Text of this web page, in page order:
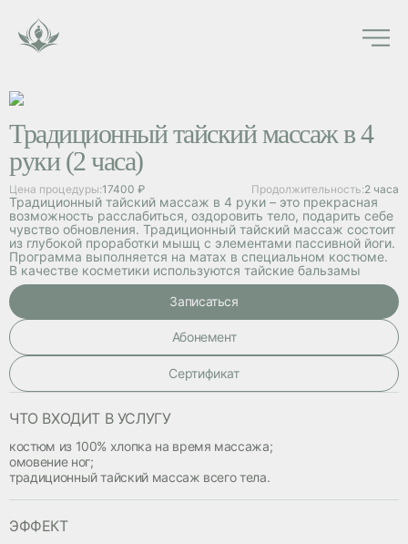
Традиционный тайский массаж в 4
руки (2 часа)
Цена процедуры:17400 ₽ Продолжительность:2 часа
Традиционный тайский массаж в 4 руки – это прекрасная
возможность расслабиться, оздоровить тело, подарить себе
чувство обновления. Традиционный тайский массаж состоит
из глубокой проработки мышц с элементами пассивной йоги.
Программа выполняется на матах в специальном костюме.
В качестве косметики используются тайские бальзамы
Записаться
Абонемент
Cертификат
ЧТО ВХОДИТ В УСЛУГУ
костюм из 100% хлопка на время массажа;
омовение ног;
традиционный тайский массаж всего тела.
ЭФФЕКТ